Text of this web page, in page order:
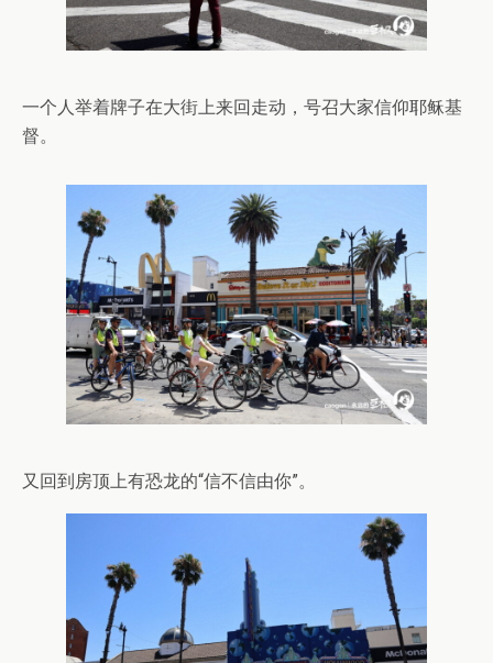
一个人举着牌子在大街上来回走动，号召大家信仰耶稣基
督。
又回到房顶上有恐龙的“信不信由你”。